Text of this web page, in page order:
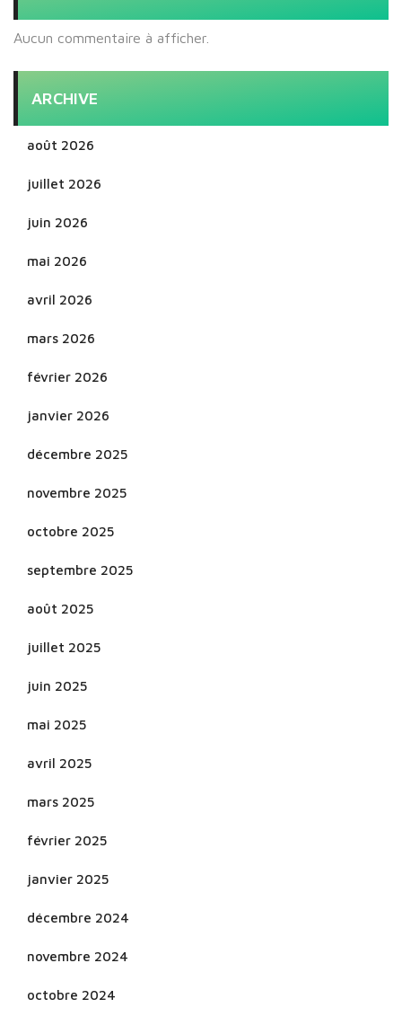
Aucun commentaire à afficher.
ARCHIVE
août 2026
juillet 2026
juin 2026
mai 2026
avril 2026
mars 2026
février 2026
janvier 2026
décembre 2025
novembre 2025
octobre 2025
septembre 2025
août 2025
juillet 2025
juin 2025
mai 2025
avril 2025
mars 2025
février 2025
janvier 2025
décembre 2024
novembre 2024
octobre 2024